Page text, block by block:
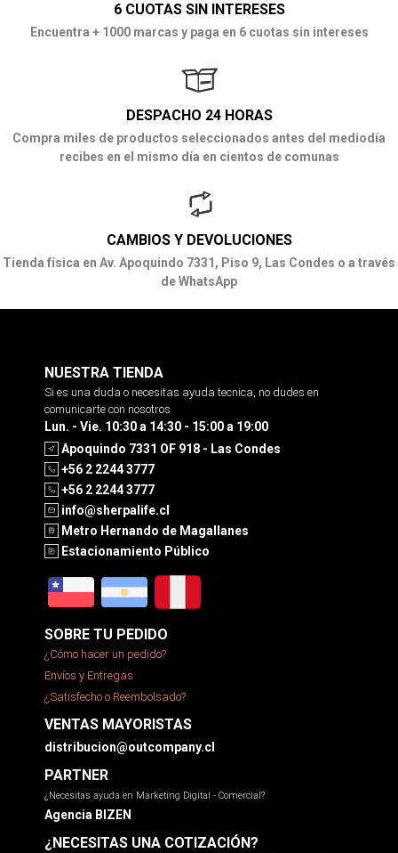
6 CUOTAS SIN INTERESES
Encuentra + 1000 marcas y paga en 6 cuotas sin intereses
DESPACHO 24 HORAS
Compra miles de productos seleccionados antes del mediodía
recibes en el mismo día en cientos de comunas
CAMBIOS Y DEVOLUCIONES
Tienda física en Av. Apoquindo 7331, Piso 9, Las Condes o a través
de WhatsApp
NUESTRA TIENDA
Si es una duda o necesitas ayuda tecnica, no dudes en
comunicarte con nosotros
Lun. - Vie. 10:30 a 14:30 - 15:00 a 19:00
Apoquindo 7331 OF 918 - Las Condes
+56 2 2244 3777
+56 2 2244 3777
info@sherpalife.cl
Metro Hernando de Magallanes
Estacionamiento Público
SOBRE TU PEDIDO
¿Cómo hacer un pedido?
Envíos y Entregas
¿Satisfecho o Reembolsado?
VENTAS MAYORISTAS
distribucion@outcompany.cl
PARTNER
¿Necesitas ayuda en Marketing Digital - Comercial?
Agencia BIZEN
¿NECESITAS UNA COTIZACIÓN?